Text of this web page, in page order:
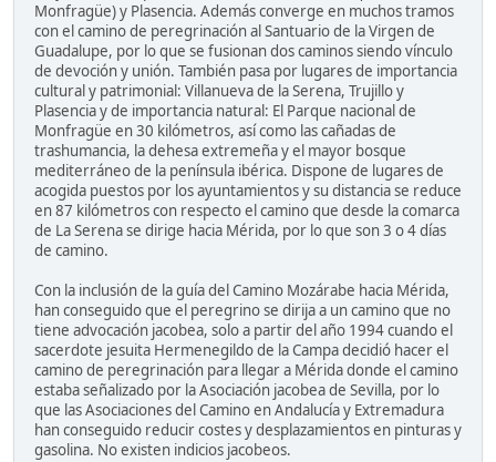
Monfragüe) y Plasencia. Además converge en muchos tramos
con el camino de peregrinación al Santuario de la Virgen de
Guadalupe, por lo que se fusionan dos caminos siendo vínculo
de devoción y unión. También pasa por lugares de importancia
cultural y patrimonial: Villanueva de la Serena, Trujillo y
Plasencia y de importancia natural: El Parque nacional de
Monfragüe en 30 kilómetros, así como las cañadas de
trashumancia, la dehesa extremeña y el mayor bosque
mediterráneo de la península ibérica. Dispone de lugares de
acogida puestos por los ayuntamientos y su distancia se reduce
en 87 kilómetros con respecto el camino que desde la comarca
de La Serena se dirige hacia Mérida, por lo que son 3 o 4 días
de camino.
Con la inclusión de la guía del Camino Mozárabe hacia Mérida,
han conseguido que el peregrino se dirija a un camino que no
tiene advocación jacobea, solo a partir del año 1994 cuando el
sacerdote jesuita Hermenegildo de la Campa decidió hacer el
camino de peregrinación para llegar a Mérida donde el camino
estaba señalizado por la Asociación jacobea de Sevilla, por lo
que las Asociaciones del Camino en Andalucía y Extremadura
han conseguido reducir costes y desplazamientos en pinturas y
gasolina. No existen indicios jacobeos.